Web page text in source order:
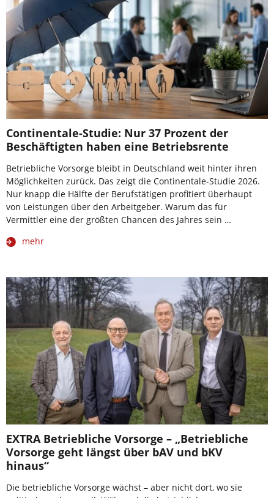
Continentale-Studie: Nur 37 Prozent der
Beschäftigten haben eine Betriebsrente
Betriebliche Vorsorge bleibt in Deutschland weit hinter ihren
Möglichkeiten zurück. Das zeigt die Continentale-Studie 2026.
Nur knapp die Hälfte der Berufstätigen profitiert überhaupt
von Leistungen über den Arbeitgeber. Warum das für
Vermittler eine der größten Chancen des Jahres sein …
mehr
EXTRA Betriebliche Vorsorge – „Betriebliche
Vorsorge geht längst über bAV und bKV
hinaus“
Die betriebliche Vorsorge wächst – aber nicht dort, wo sie